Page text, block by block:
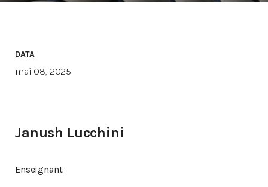
DATA
mai 08, 2025
Janush Lucchini
Enseignant